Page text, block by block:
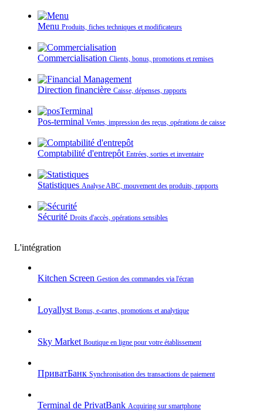
Menu Produits, fiches techniques et modificateurs
Commercialisation Clients, bonus, promotions et remises
Direction financière Caisse, dépenses, rapports
Pos-terminal Ventes, impression des reçus, opérations de caisse
Comptabilité d'entrepôt Entrées, sorties et inventaire
Statistiques Analyse ABC, mouvement des produits, rapports
Sécurité Droits d'accès, opérations sensibles
L'intégration
Kitchen Screen Gestion des commandes via l'écran
Loyallyst Bonus, e‑cartes, promotions et analytique
Sky Market Boutique en ligne pour votre établissement
ПриватБанк Synchronisation des transactions de paiement
Terminal de PrivatBank Acquiring sur smartphone